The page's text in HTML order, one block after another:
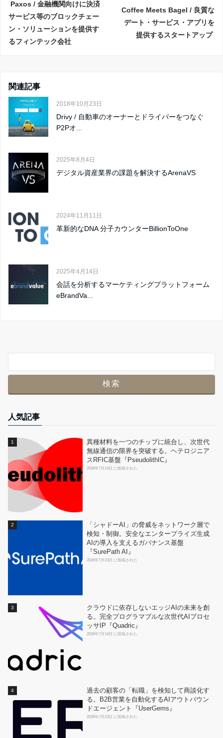
Paxos / 金融機関向けに決済
サービス等のブロックチェー
ン・ソリューションを提供す
るフィンテック会社
Coffee Meets Bagel / 良質な
デート・サービス・アプリを
提供するスタートアップ
関連記事
2018年10月23日
Drivy / 自動車のオーナーとドライバーをつなぐ
P2Pオ...
2025年8月4日
デジタル資産業界の課題を解決するArenaVS
2024年11月11日
革新的なDNA 分子カウンターBillionToOne
2025年4月14日
会話を分析するマーケティングプラットフォーム
eBrandVa...
人気記事
異種材料を一つのチップに統合し、次世代
無線通信の限界を突破する。ヘテロジニア
スRFIC基盤『PseudolithIC』
2026年7月14日 に投稿された
「シャドーAI」の脅威をネットワーク層で
検知・制御。安全なエンタープライズ生成
AIの導入を支えるガバナンス基盤
『SurePath AI』
2026年7月23日 に投稿された
クラウドに依存しないエッジAIの未来を創
る。完全プログラマブルな次世代AIプロセ
ッサIP『Quadric』
2026年7月14日 に投稿された
過去の顧客の「転職」を検知して商談化す
る。B2B営業を自動化するAIアウトバウン
ドエージェント『UserGems』
2026年7月23日 に投稿された